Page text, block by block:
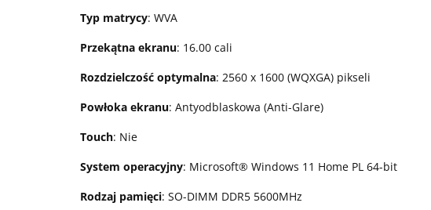
Typ matrycy: WVA
Przekątna ekranu: 16.00 cali
Rozdzielczość optymalna: 2560 x 1600 (WQXGA) pikseli
Powłoka ekranu: Antyodblaskowa (Anti-Glare)
Touch: Nie
System operacyjny: Microsoft® Windows 11 Home PL 64-bit
Rodzaj pamięci: SO-DIMM DDR5 5600MHz